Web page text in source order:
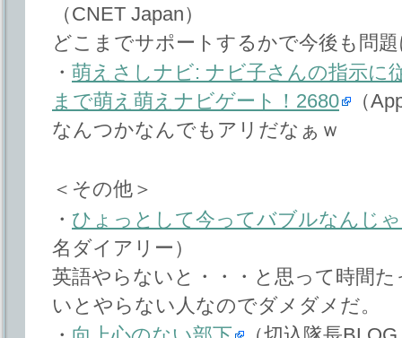
（CNET Japan）
どこまでサポートするかで今後も問
・ 萌えさしナビ: ナビ子さんの指示に
まで萌え萌えナビゲート！2680
（
なんつかなんでもアリだなぁｗ
＜その他＞
・ ひょっとして今ってバブルなんじ
名ダイアリー）
英語やらないと・・・と思って時間
いとやらない人なのでダメダメだ。